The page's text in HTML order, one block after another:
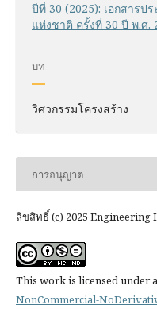
ปีที่ 30 (2025): เอกสารป
แห่งชาติ ครั้งที่ 30 ปี พ.ศ.
บท
วิศวกรรมโครงสร้าง
การอนุญาต
ลิขสิทธิ์ (c) 2025 Engineering
This work is licensed under a
NonCommercial-